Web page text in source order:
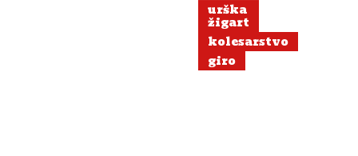
urška
žigart
kolesarstvo
giro